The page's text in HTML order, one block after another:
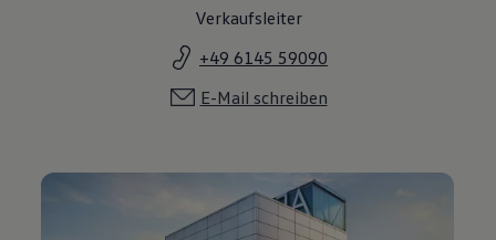
Verkaufsleiter
+49 6145 59090
E-Mail schreiben